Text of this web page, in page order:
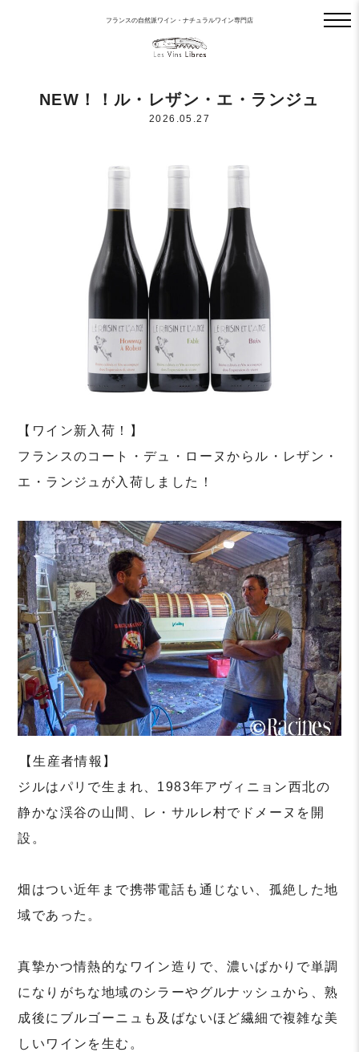
フランスの自然派ワイン・ナチュラルワイン専門店
NEW！！ル・レザン・エ・ランジュ
2026.05.27
【ワイン新入荷！】
フランスのコート・デュ・ローヌからル・レザン・
エ・ランジュが入荷しました！
⁡【生産者情報】
ジルはパリで生まれ、1983年アヴィニョン西北の
静かな渓谷の山間、レ・サルレ村でドメーヌを開
設。
畑はつい近年まで携帯電話も通じない、孤絶した地
域であった。
真摯かつ情熱的なワイン造りで、濃いばかりで単調
になりがちな地域のシラーやグルナッシュから、熟
成後にブルゴーニュも及ばないほど繊細で複雑な美
しいワインを生む。